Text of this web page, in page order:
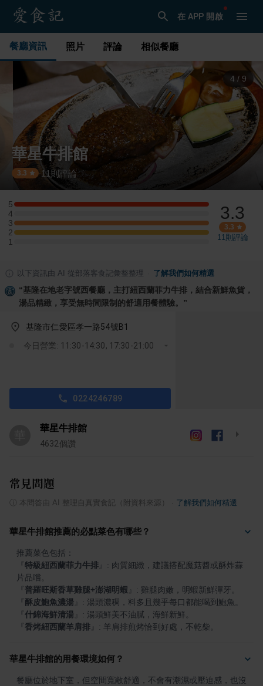
在 APP 開啟
餐廳資訊 照片 評論 相似餐廳
4 / 9
華星牛排館
3.3 ·11則評論
5
5 星：1 則評論
4
4 星：0 則評論
3
3 星：1 則評論
2
2 星：1 則評論
1
1 星：0 則評論
3.3
3.3
11則評論
以下資訊由 AI 從部落客食記彙整整理 了解我們如何精選
“基隆在地老字號西餐廳，主打紐西蘭菲力牛排，結合新鮮魚貨，
湯品精緻，享受無時間限制的舒適用餐體驗。 ”
基隆市仁愛區孝一路54號B1
今日營業: 11:30-14:30, 17:30-21:00
0224246789
華星牛排館
4632個讚
常見問題
本問答由 AI 整理自真實食記（附資料來源） 了解我們如何精選
華星牛排館推薦的必點菜色有哪些？
特級紐西蘭菲力牛排
: 肉質細緻，建議搭配魔菇醬或酥炸蒜
普羅旺斯香草雞腿+澎湖明蝦
酥皮鮑魚濃湯
什錦海鮮清湯
香烤紐西蘭羊肩排 : 羊肩排煎烤恰到好處，不乾柴。
華星牛排館的用餐環境如何？
餐廳位於地下室，但空間寬敞舒適，不會有潮濕或壓迫感，也沒